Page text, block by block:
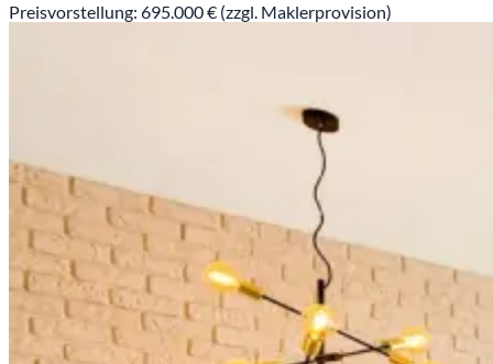
Preisvorstellung: 695.000 € (zzgl. Maklerprovision)